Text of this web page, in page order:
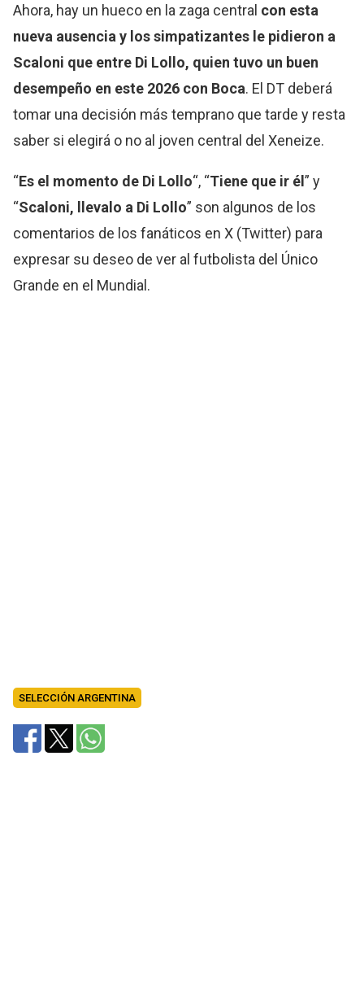
Ahora, hay un hueco en la zaga central con esta
nueva ausencia y los simpatizantes le pidieron a
Scaloni que entre Di Lollo, quien tuvo un buen
desempeño en este 2026 con Boca. El DT deberá
tomar una decisión más temprano que tarde y resta
saber si elegirá o no al joven central del Xeneize.
“Es el momento de Di Lollo“, “Tiene que ir él” y
“Scaloni, llevalo a Di Lollo” son algunos de los
comentarios de los fanáticos en X (Twitter) para
expresar su deseo de ver al futbolista del Único
Grande en el Mundial.
SELECCIÓN ARGENTINA